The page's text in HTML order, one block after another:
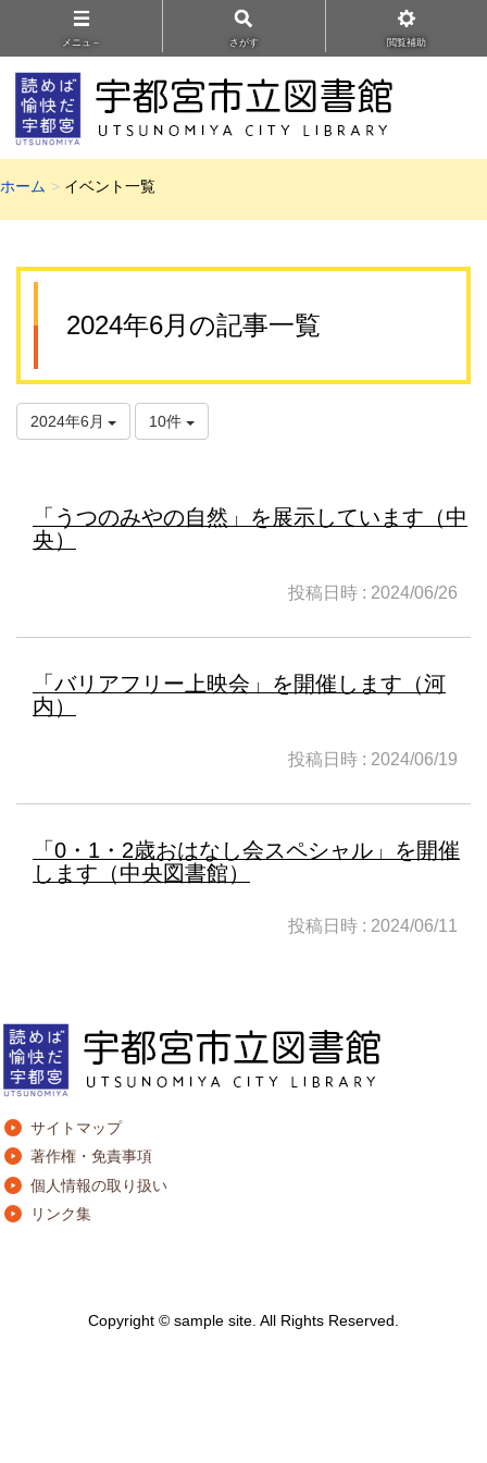
メニュ－ さがす 閲覧補助
ホーム イベント一覧
2024年6月の記事一覧
2024年6月 10件
「うつのみやの自然」を展示しています（中
央）
投稿日時 : 2024/06/26
「バリアフリー上映会」を開催します（河
内）
投稿日時 : 2024/06/19
「0・1・2歳おはなし会スペシャル」を開催
します（中央図書館）
投稿日時 : 2024/06/11
サイトマップ
著作権・免責事項
個人情報の取り扱い
リンク集
Copyright © sample site. All Rights Reserved.